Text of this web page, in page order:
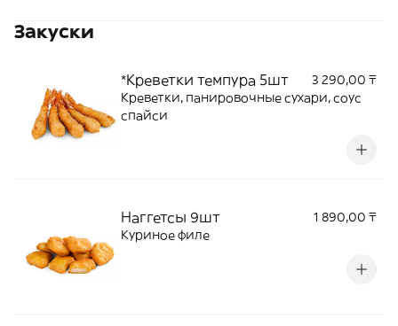
Закуски
*Креветки темпура 5шт
3 290,00 ₸
Креветки, панировочные сухари, соус
спайси
Наггетсы 9шт
1 890,00 ₸
Куриное филе